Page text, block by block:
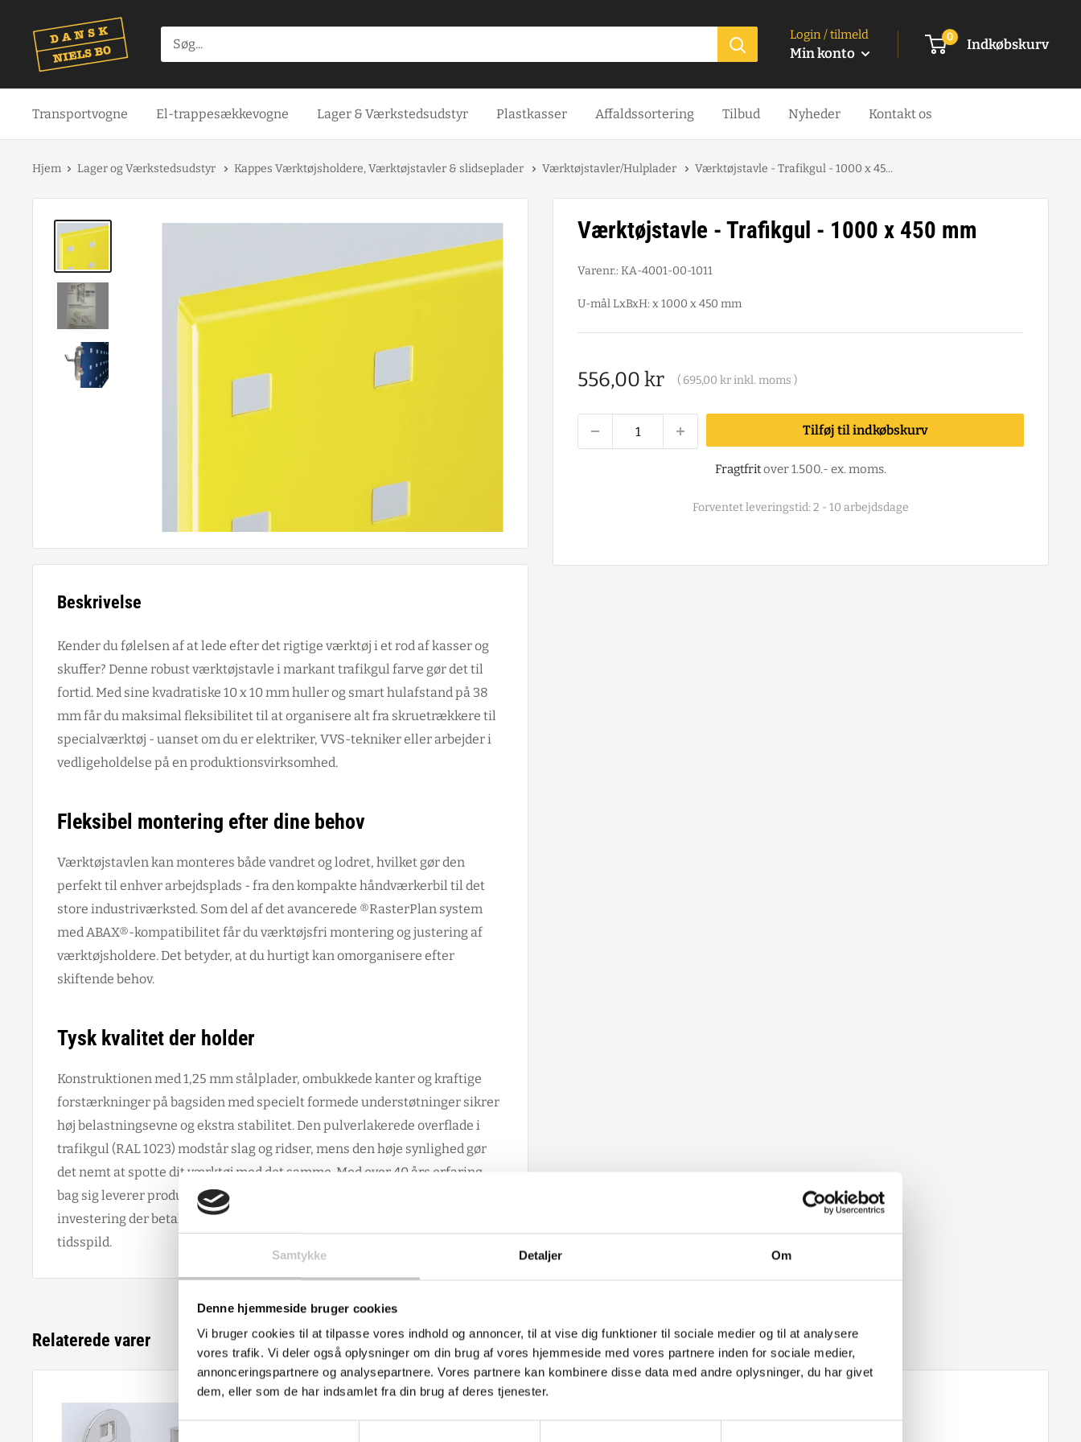
Samtykke Detaljer Om
Denne hjemmeside bruger cookies
Vi bruger cookies til at tilpasse vores indhold og annoncer, til at vise dig funktioner til sociale medier og til at analysere
vores trafik. Vi deler også oplysninger om din brug af vores hjemmeside med vores partnere inden for sociale medier,
annonceringspartnere og analysepartnere. Vores partnere kan kombinere disse data med andre oplysninger, du har givet
dem, eller som de har indsamlet fra din brug af deres tjenester.
Samtykkevalg
indhold
Login / tilmeld
Min konto
0 Indkøbskurv
Transportvogne El-trappesækkevogne Lager & Værkstedsudstyr Plastkasser Affaldssortering Tilbud Nyheder Kontakt os
Hjem Lager og Værkstedsudstyr Kappes Værktøjsholdere, Værktøjstavler & slidseplader Værktøjstavler/Hulplader Værktøjstavle - Trafikgul - 1000 x 45...
Værktøjstavle - Trafikgul - 1000 x 450 mm
Varenr.: KA-4001-00-1011
U-mål LxBxH: x 1000 x 450 mm
Salgspris
556,00 kr ( 695,00 krinkl. moms )
Tilføj til indkøbskurv
Fragtfritover 1.500.- ex. moms.
Forventet leveringstid: 2 - 10 arbejdsdage
Beskrivelse
Kender du følelsen af at lede efter det rigtige værktøj i et rod af kasser og
skuffer? Denne robust værktøjstavle i markant trafikgul farve gør det til
fortid. Med sine kvadratiske 10 x 10 mm huller og smart hulafstand på 38
mm får du maksimal fleksibilitet til at organisere alt fra skruetrækkere til
specialværktøj - uanset om du er elektriker, VVS-tekniker eller arbejder i
vedligeholdelse på en produktionsvirksomhed.
Fleksibel montering efter dine behov
Værktøjstavlen kan monteres både vandret og lodret, hvilket gør den
perfekt til enhver arbejdsplads - fra den kompakte håndværkerbil til det
store industriværksted. Som del af det avancerede ®RasterPlan system
med ABAX®-kompatibilitet får du værktøjsfri montering og justering af
værktøjsholdere. Det betyder, at du hurtigt kan omorganisere efter
skiftende behov.
Tysk kvalitet der holder
Konstruktionen med 1,25 mm stålplader, ombukkede kanter og kraftige
forstærkninger på bagsiden med specielt formede understøtninger sikrer
høj belastningsevne og ekstra stabilitet. Den pulverlakerede overflade i
trafikgul (RAL 1023) modstår slag og ridser, mens den høje synlighed gør
det nemt at spotte dit værktøj med det samme. Med over 40 års erfaring
bag sig leverer producenten kvalitet, der holder dag efter dag - en
investering der betaler sig tilbage gennem øget effektivitet og mindre
tidsspild.
Relaterede varer